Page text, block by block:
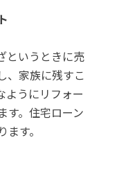
というときに売
、家族に残すこ
ようにリフォー
す。住宅ローン
す。